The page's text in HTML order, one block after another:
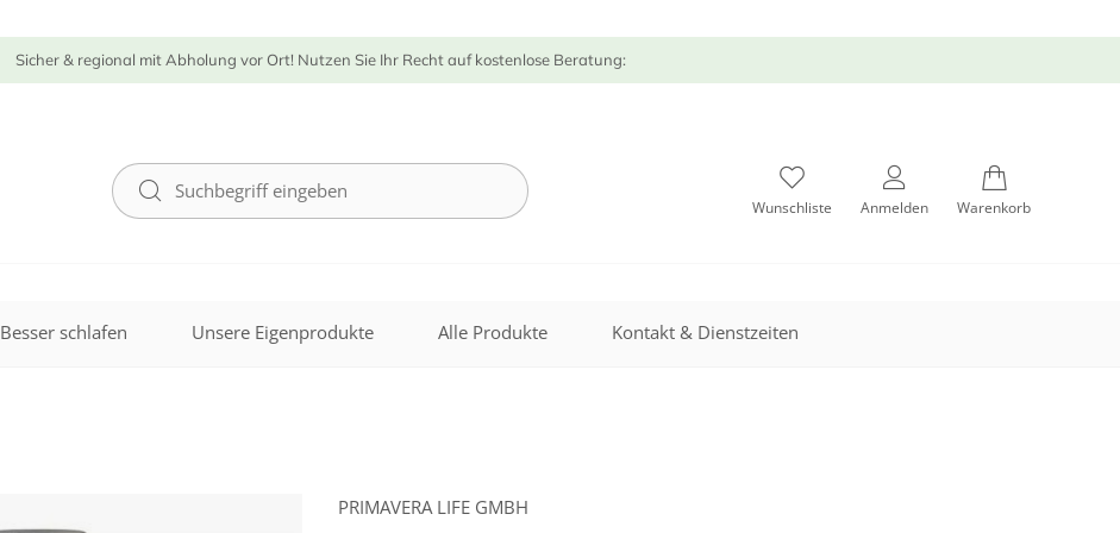
Sicher & regional mit Abholung vor Ort! Nutzen Sie Ihr Recht auf kostenlose Beratung:
Wunschliste Anmelden Warenkorb
Besser schlafen Unsere Eigenprodukte Alle Produkte Kontakt & Dienstzeiten
PRIMAVERA LIFE GMBH